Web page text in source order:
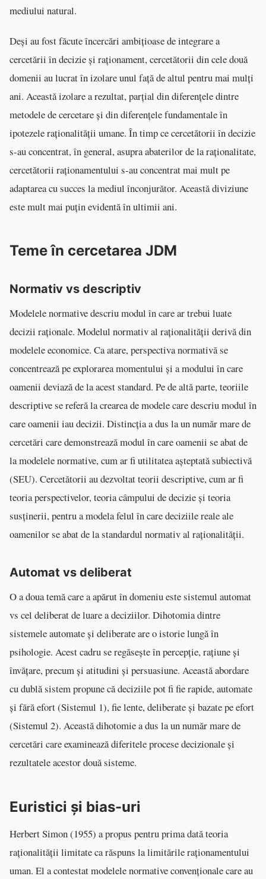
mediului natural.
Deși au fost făcute încercări ambițioase de integrare a
cercetării în decizie și raționament, cercetătorii din cele două
domenii au lucrat în izolare unul față de altul pentru mai mulți
ani. Această izolare a rezultat, parțial din diferențele dintre
metodele de cercetare și din diferențele fundamentale în
ipotezele raționalității umane. În timp ce cercetătorii în decizie
s-au concentrat, în general, asupra abaterilor de la raționalitate,
cercetătorii raționamentului s-au concentrat mai mult pe
adaptarea cu succes la mediul înconjurător. Această diviziune
este mult mai puțin evidentă în ultimii ani.
Teme în cercetarea JDM
Normativ vs descriptiv
Modelele normative descriu modul în care ar trebui luate
decizii raționale. Modelul normativ al raționalității derivă din
modelele economice. Ca atare, perspectiva normativă se
concentrează pe explorarea momentului și a modului în care
oamenii deviază de la acest standard. Pe de altă parte, teoriile
descriptive se referă la crearea de modele care descriu modul în
care oamenii iau decizii. Distincția a dus la un număr mare de
cercetări care demonstrează modul în care oamenii se abat de
la modelele normative, cum ar fi utilitatea așteptată subiectivă
(SEU). Cercetătorii au dezvoltat teorii descriptive, cum ar fi
teoria perspectivelor, teoria câmpului de decizie și teoria
susținerii, pentru a modela felul în care deciziile reale ale
oamenilor se abat de la standardul normativ al raționalității.
Automat vs deliberat
O a doua temă care a apărut în domeniu este sistemul automat
vs cel deliberat de luare a deciziilor. Dihotomia dintre
sistemele automate și deliberate are o istorie lungă în
psihologie. Acest cadru se regăsește în percepție, rațiune și
învățare, precum și atitudini și persuasiune. Această abordare
cu dublă sistem propune că deciziile pot fi fie rapide, automate
și fără efort (Sistemul 1), fie lente, deliberate și bazate pe efort
(Sistemul 2). Această dihotomie a dus la un număr mare de
cercetări care examinează diferitele procese decizionale și
rezultatele acestor două sisteme.
Euristici și bias-uri
Herbert Simon (1955) a propus pentru prima dată teoria
raționalității limitate ca răspuns la limitările raționamentului
uman. El a contestat modelele normative convenționale care au